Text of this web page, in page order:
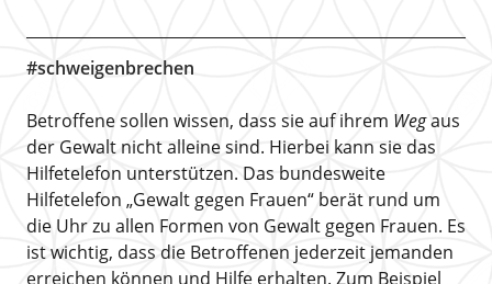
#schweigenbrechen
Betroffene sollen wissen, dass sie auf ihrem Wegaus
der Gewalt nicht alleine sind. Hierbei kann sie das
Hilfetelefon unterstützen. Das bundesweite
Hilfetelefon „Gewalt gegen Frauen“ berät rund um
die Uhr zu allen Formen von Gewalt gegen Frauen. Es
ist wichtig, dass die Betroffenen jederzeit jemanden
erreichen können und Hilfe erhalten. Zum Beispiel